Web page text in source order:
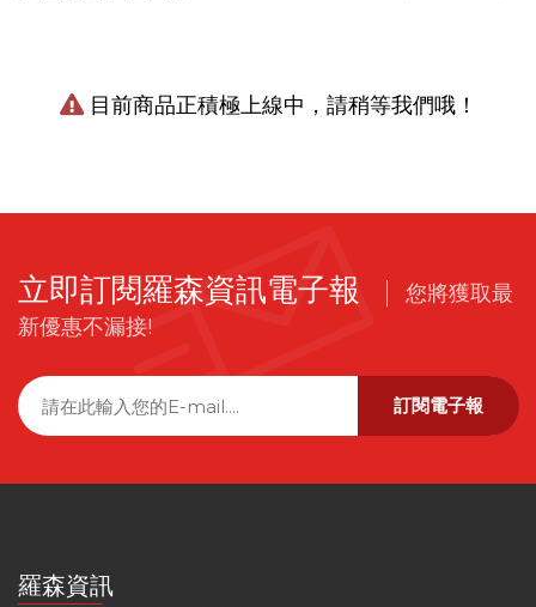
目前商品正積極上線中，請稍等我們哦！
立即訂閱羅森資訊電子報
您將獲取最
新優惠不漏接!
訂閱電子報
羅森資訊